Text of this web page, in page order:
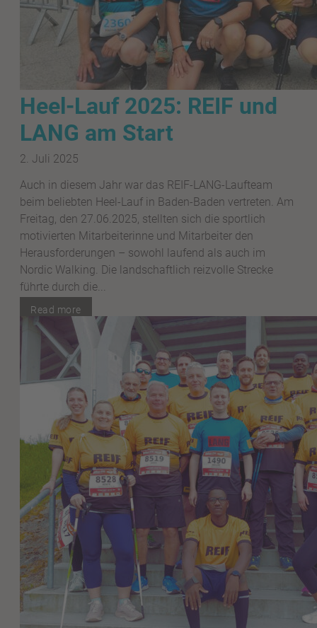
Heel-Lauf 2025: REIF und
LANG am Start
2. Juli 2025
Auch in diesem Jahr war das REIF-LANG-Laufteam
beim beliebten Heel-Lauf in Baden-Baden vertreten. Am
Freitag, den 27.06.2025, stellten sich die sportlich
motivierten Mitarbeiterinne und Mitarbeiter den
Herausforderungen – sowohl laufend als auch im
Nordic Walking. Die landschaftlich reizvolle Strecke
führte durch die...
Read more